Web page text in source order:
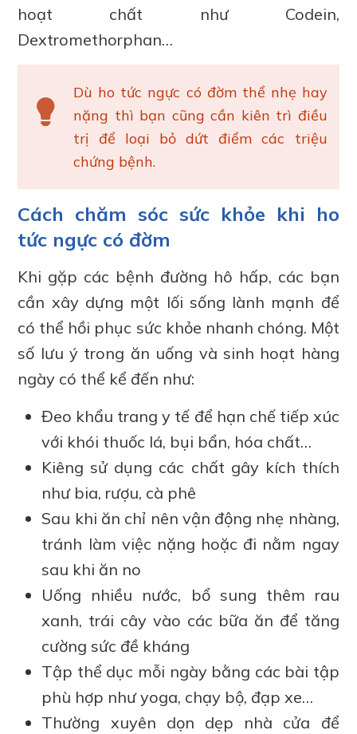
hoạt chất như Codein,
Dextromethorphan…
Dù ho tức ngực có đờm thể nhẹ hay
nặng thì bạn cũng cần kiên trì điều
trị để loại bỏ dứt điểm các triệu
chứng bệnh.
Cách chăm sóc sức khỏe khi ho
tức ngực có đờm
Khi gặp các bệnh đường hô hấp, các bạn
cần xây dựng một lối sống lành mạnh để
có thể hồi phục sức khỏe nhanh chóng. Một
số lưu ý trong ăn uống và sinh hoạt hàng
ngày có thể kể đến như:
Đeo khẩu trang y tế để hạn chế tiếp xúc
với khói thuốc lá, bụi bẩn, hóa chất…
Kiêng sử dụng các chất gây kích thích
như bia, rượu, cà phê
Sau khi ăn chỉ nên vận động nhẹ nhàng,
tránh làm việc nặng hoặc đi nằm ngay
sau khi ăn no
Uống nhiều nước, bổ sung thêm rau
xanh, trái cây vào các bữa ăn để tăng
cường sức đề kháng
Tập thể dục mỗi ngày bằng các bài tập
phù hợp như yoga, chạy bộ, đạp xe…
Thường xuyên dọn dẹp nhà cửa để